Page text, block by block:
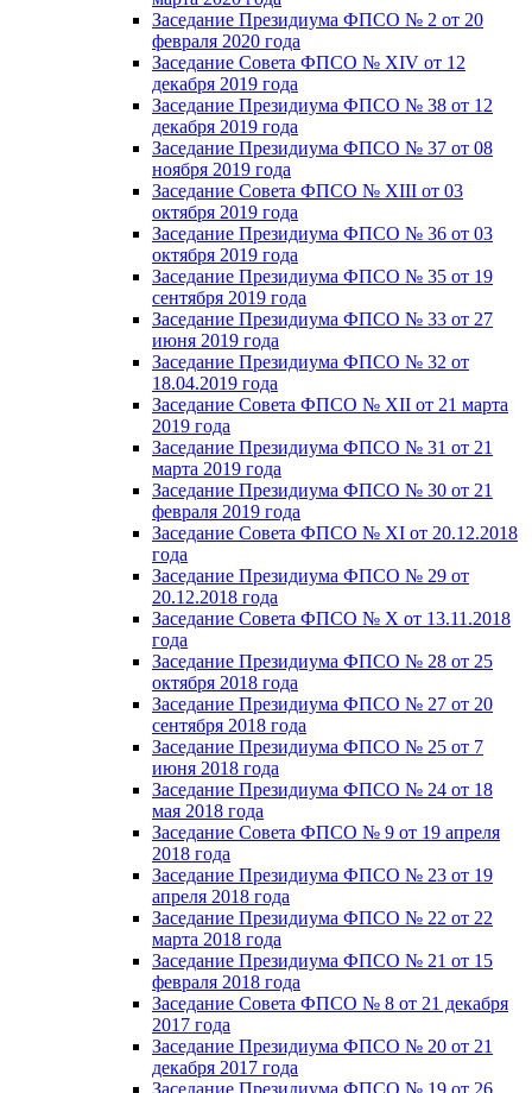
Заседание Президиума ФПСО № 2 от 20
февраля 2020 года
Заседание Совета ФПСО № XIV от 12
декабря 2019 года
Заседание Президиума ФПСО № 38 от 12
декабря 2019 года
Заседание Президиума ФПСО № 37 от 08
ноября 2019 года
Заседание Совета ФПСО № XIII от 03
октября 2019 года
Заседание Президиума ФПСО № 36 от 03
октября 2019 года
Заседание Президиума ФПСО № 35 от 19
сентября 2019 года
Заседание Президиума ФПСО № 33 от 27
июня 2019 года
Заседание Президиума ФПСО № 32 от
18.04.2019 года
Заседание Совета ФПСО № XII от 21 марта
2019 года
Заседание Президиума ФПСО № 31 от 21
марта 2019 года
Заседание Президиума ФПСО № 30 от 21
февраля 2019 года
Заседание Совета ФПСО № XI от 20.12.2018
года
Заседание Президиума ФПСО № 29 от
20.12.2018 года
Заседание Совета ФПСО № X от 13.11.2018
года
Заседание Президиума ФПСО № 28 от 25
октября 2018 года
Заседание Президиума ФПСО № 27 от 20
сентября 2018 года
Заседание Президиума ФПСО № 25 от 7
июня 2018 года
Заседание Президиума ФПСО № 24 от 18
мая 2018 года
Заседание Совета ФПСО № 9 от 19 апреля
2018 года
Заседание Президиума ФПСО № 23 от 19
апреля 2018 года
Заседание Президиума ФПСО № 22 от 22
марта 2018 года
Заседание Президиума ФПСО № 21 от 15
февраля 2018 года
Заседание Совета ФПСО № 8 от 21 декабря
2017 года
Заседание Президиума ФПСО № 20 от 21
декабря 2017 года
Заседание Президиума ФПСО № 19 от 26